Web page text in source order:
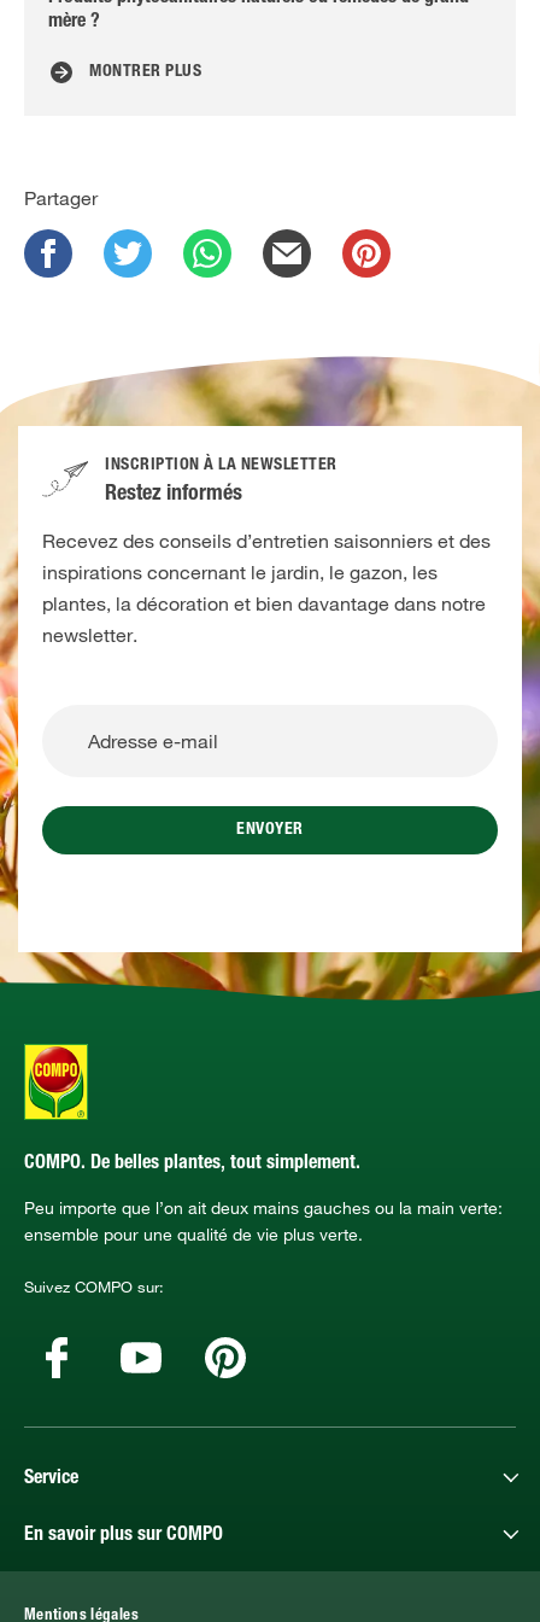
mère ?
MONTRER PLUS
Partager
INSCRIPTION À LA NEWSLETTER
Restez informés
Recevez des conseils d’entretien saisonniers et des
inspirations concernant le jardin, le gazon, les
plantes, la décoration et bien davantage dans notre
newsletter.
ENVOYER
COMPO. De belles plantes, tout simplement.
Peu importe que l’on ait deux mains gauches ou la main verte:
ensemble pour une qualité de vie plus verte.
Suivez COMPO sur:
Service
En savoir plus sur COMPO
Mentions légales